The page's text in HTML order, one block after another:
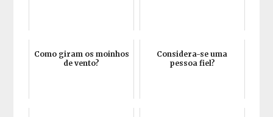
Como giram os moinhos
de vento?
Considera-se uma
pessoa fiel?